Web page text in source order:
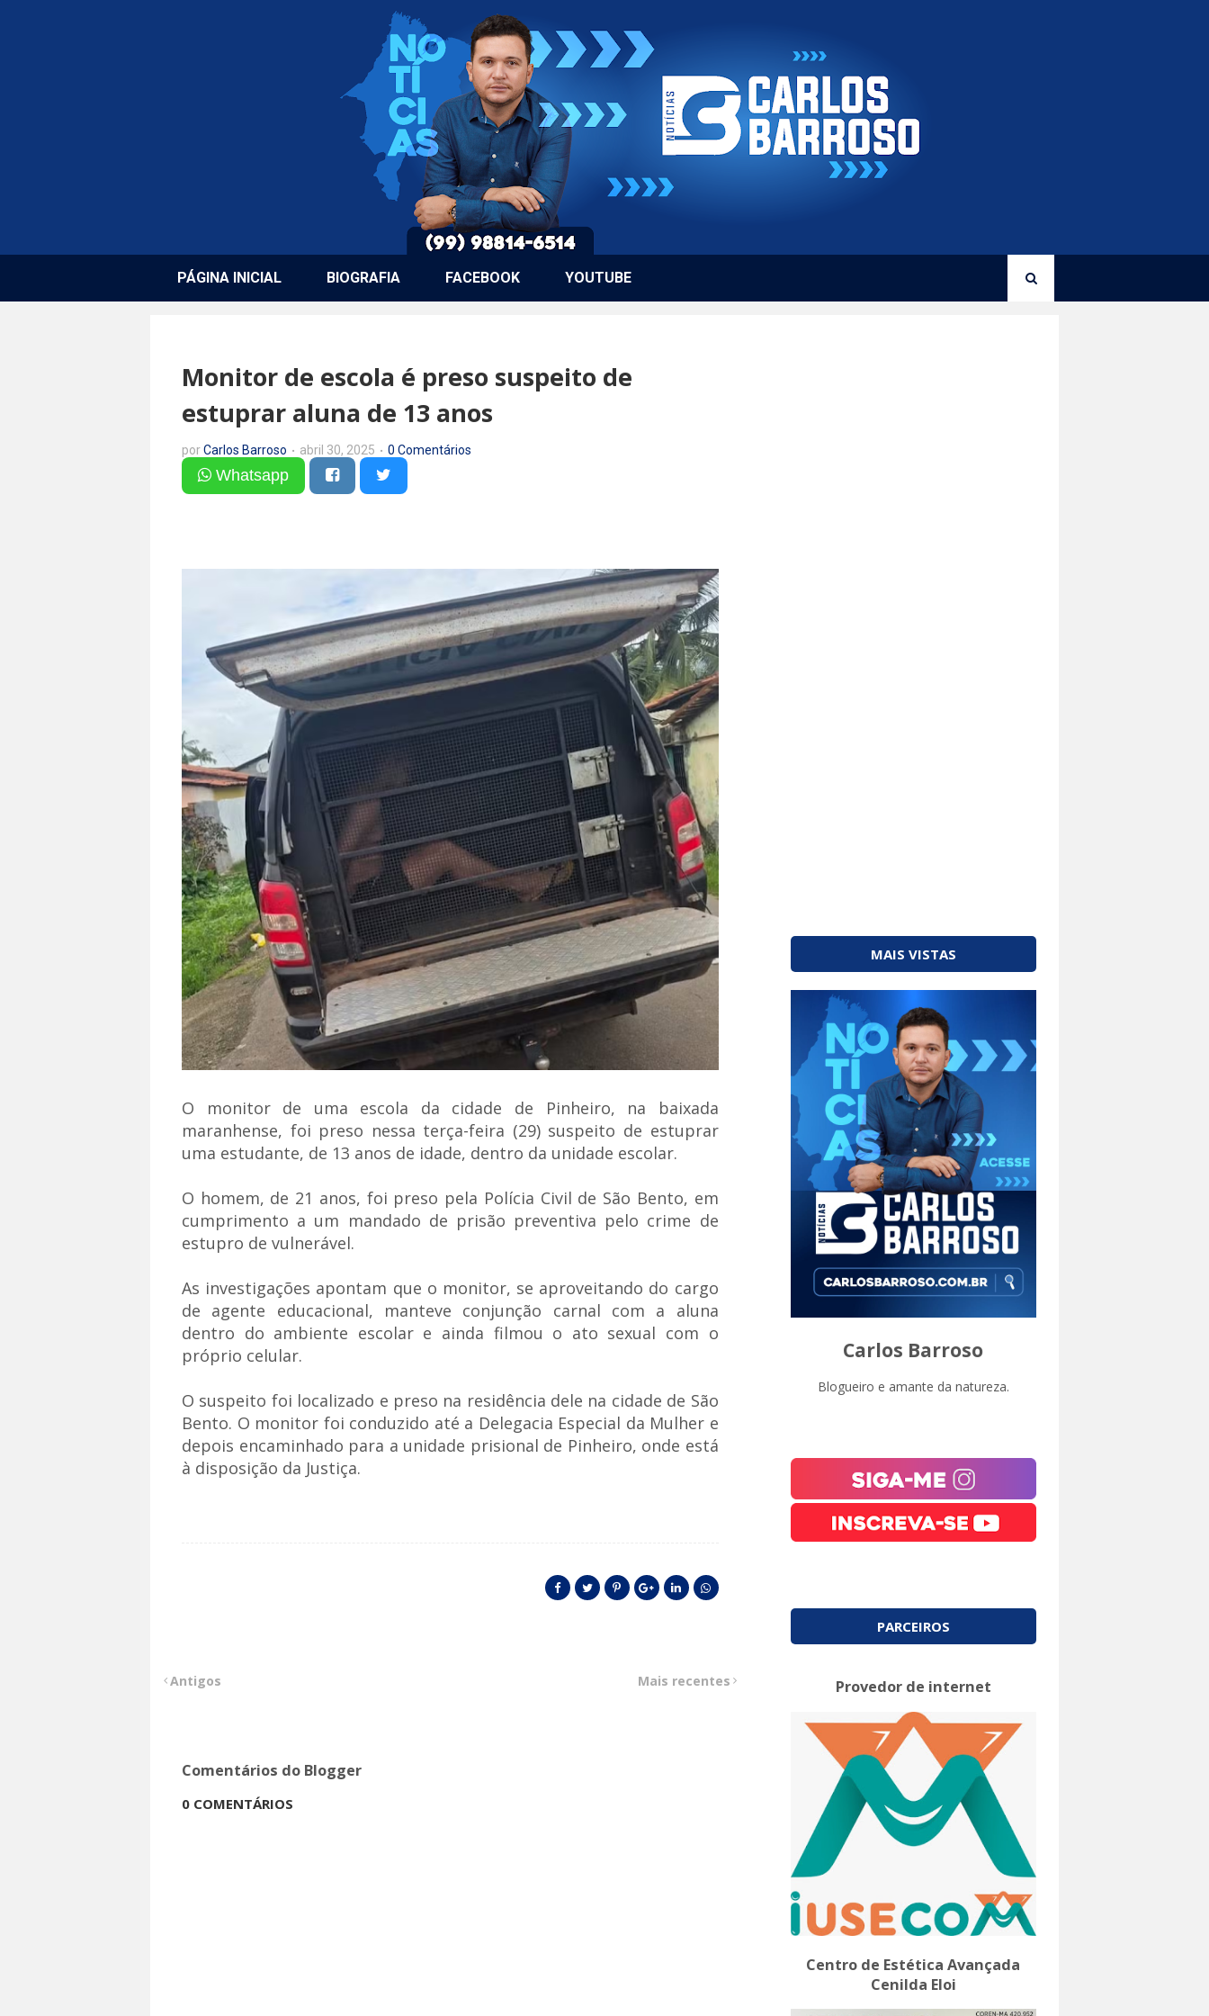
PÁGINA INICIAL BIOGRAFIA FACEBOOK YOUTUBE
Monitor de escola é preso suspeito de
estuprar aluna de 13 anos
porCarlos Barroso abril 30, 2025 0 Comentários
Whatsapp
O monitor de uma escola da cidade de Pinheiro, na baixada
maranhense, foi preso nessa terça-feira (29) suspeito de estuprar
uma estudante, de 13 anos de idade, dentro da unidade escolar.
O homem, de 21 anos, foi preso pela Polícia Civil de São Bento, em
cumprimento a um mandado de prisão preventiva pelo crime de
estupro de vulnerável.
As investigações apontam que o monitor, se aproveitando do cargo
de agente educacional, manteve conjunção carnal com a aluna
dentro do ambiente escolar e ainda filmou o ato sexual com o
próprio celular.
O suspeito foi localizado e preso na residência dele na cidade de São
Bento. O monitor foi conduzido até a Delegacia Especial da Mulher e
depois encaminhado para a unidade prisional de Pinheiro, onde está
à disposição da Justiça.
Mais recentes
Antigos
Comentários do Blogger
0 COMENTÁRIOS
MAIS VISTAS
Carlos Barroso
Blogueiro e amante da natureza.
PARCEIROS
Provedor de internet
Centro de Estética Avançada
Cenilda Eloi